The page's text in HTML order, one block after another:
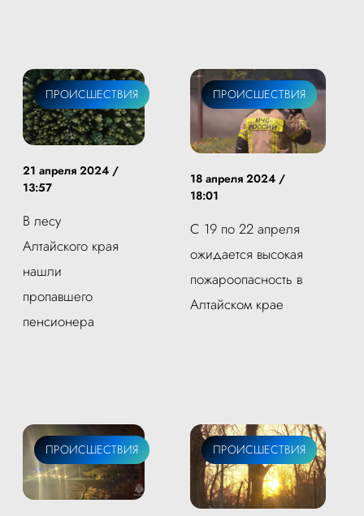
ПРОИСШЕСТВИЯ
21 апреля 2024 /
13:57
В лесу
Алтайского края
нашли
пропавшего
пенсионера
ПРОИСШЕСТВИЯ
18 апреля 2024 /
18:01
С 19 по 22 апреля
ожидается высокая
пожароопасность в
Алтайском крае
ПРОИСШЕСТВИЯ ПРОИСШЕСТВИЯ